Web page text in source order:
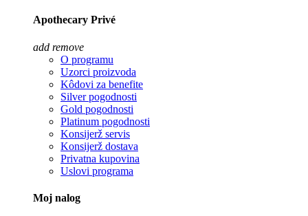
Apothecary Privé
add remove
O programu
Uzorci proizvoda
Kôdovi za benefite
Silver pogodnosti
Gold pogodnosti
Platinum pogodnosti
Konsijerž servis
Konsijerž dostava
Privatna kupovina
Uslovi programa
Moj nalog